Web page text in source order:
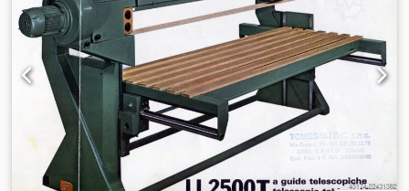
calibratore in gomma - Diametro mm 220 - Bracci di
supporto regolabili per la pressione del pezzo - Motore 20
CV 2° Gruppo: tampone di finitura con pressione regolabile
- Motore 10 CV Sistemi di soffiaggio per la pulizia dei nastri
abrasivi Variatore di velocità di avanzamento del nastro da
3,5 a 17,5 m/min Piano a depressione - Motore 7,5 CV
Sollevamento automatico del piano Posizionamento
automatico del piano N° 2 bocchette di aspirazione,
diametro mm 200 Pressione di esercizio 7 bar Credpfx
Aszp D Easirjf Dimensioni complessive mm 1900 x 1800 x